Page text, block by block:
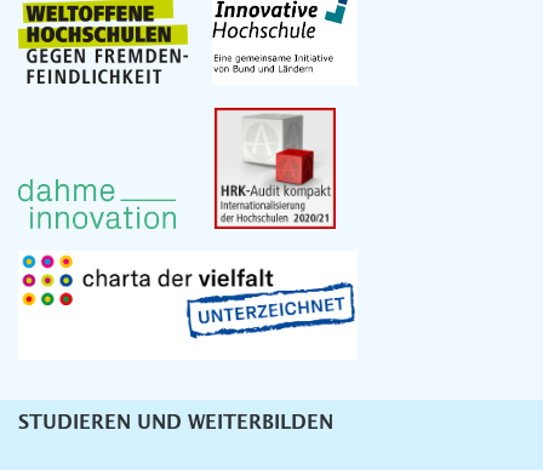
Unternavigation
STUDIEREN UND WEITERBILDEN